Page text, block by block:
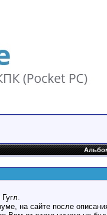
на сайте после